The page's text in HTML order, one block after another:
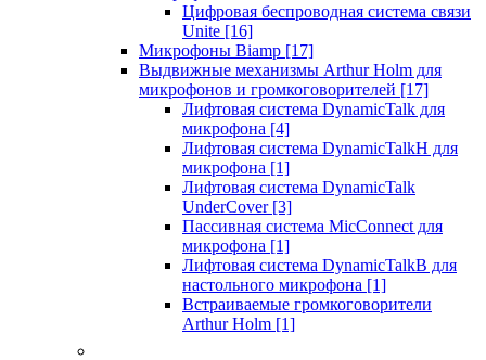
Цифровая беспроводная система связи
Unite [16]
Микрофоны Biamp [17]
Выдвижные механизмы Arthur Holm для
микрофонов и громкоговорителей [17]
Лифтовая система DynamicTalk для
микрофона [4]
Лифтовая система DynamicTalkH для
микрофона [1]
Лифтовая система DynamicTalk
UnderCover [3]
Пассивная система MicConnect для
микрофона [1]
Лифтовая система DynamicTalkB для
настольного микрофона [1]
Встраиваемые громкоговорители
Arthur Holm [1]